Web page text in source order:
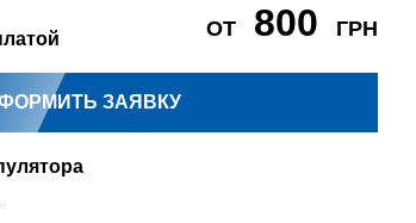
ОТ 800 ГРН
ЗАЯВКУ